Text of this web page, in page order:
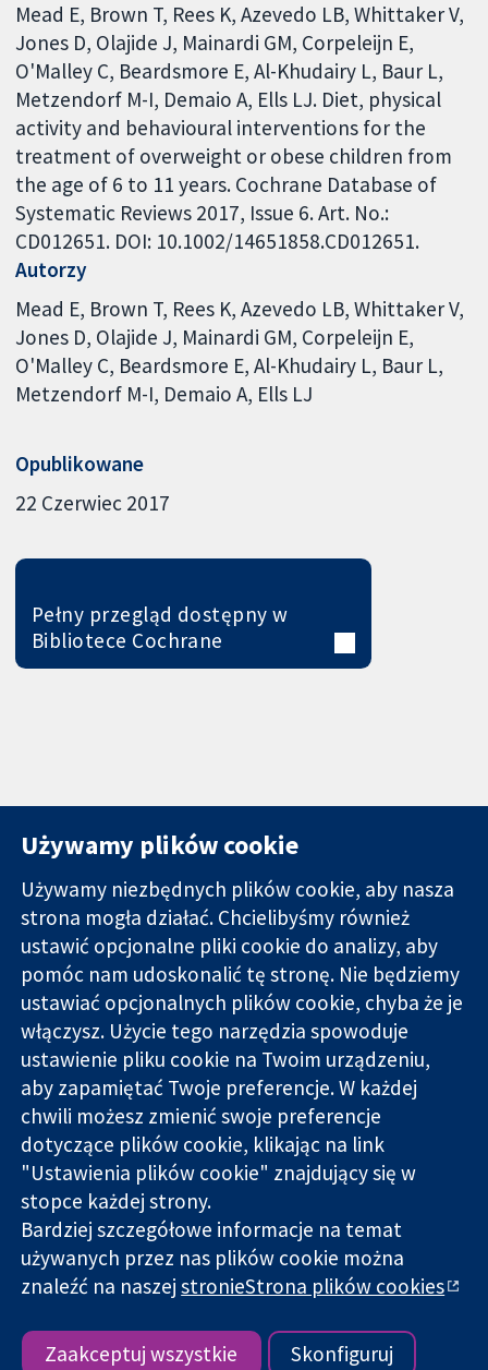
Mead E, Brown T, Rees K, Azevedo LB, Whittaker V,
Jones D, Olajide J, Mainardi GM, Corpeleijn E,
O'Malley C, Beardsmore E, Al-Khudairy L, Baur L,
Metzendorf M-I, Demaio A, Ells LJ. Diet, physical
activity and behavioural interventions for the
treatment of overweight or obese children from
the age of 6 to 11 years. Cochrane Database of
Systematic Reviews 2017, Issue 6. Art. No.:
CD012651. DOI: 10.1002/14651858.CD012651.
Autorzy
Mead E Brown T Rees K Azevedo LB Whittaker V
Jones D Olajide J Mainardi GM Corpeleijn E
O'Malley C Beardsmore E Al-Khudairy L Baur L
Metzendorf M-I Demaio A Ells LJ
Opublikowane
22 Czerwiec 2017
Pełny przegląd dostępny w
Bibliotece Cochrane
Wiarygodne dane
naukowe.
Świadome
decyzje.
Lepsze zdrowie.
11-13 Cavendish
Square
Londyn
W1G 0AN
Wielka Brytania
Kontakt
Nowości
Biuro
prasowe
O nas
Praca
Cochrane
Library
Cochrane Collaboration to organizacja charytatywna (nr
1045921) i spółka z ograniczoną odpowiedzialnością (nr
03044323) zarejestrowana w Anglii i Walii. Numer rejestracyjny
VAT GB 718
Copyright © 2026 The Cochrane Collaboration
Warunki korzystania ze strony internetowej|Informacje
prawne|Prywatność|Polityka plików cookies|Ustawienia
Używamy plików cookie
Używamy niezbędnych plików cookie, aby nasza
strona mogła działać. Chcielibyśmy również
ustawić opcjonalne pliki cookie do analizy, aby
pomóc nam udoskonalić tę stronę. Nie będziemy
ustawiać opcjonalnych plików cookie, chyba że je
włączysz. Użycie tego narzędzia spowoduje
ustawienie pliku cookie na Twoim urządzeniu,
aby zapamiętać Twoje preferencje. W każdej
chwili możesz zmienić swoje preferencje
dotyczące plików cookie, klikając na link
"Ustawienia plików cookie" znajdujący się w
stopce każdej strony.
Bardziej szczegółowe informacje na temat
używanych przez nas plików cookie można
znaleźć na naszejstronieStrona plików cookies
Zaakceptuj wszystkie Skonfiguruj